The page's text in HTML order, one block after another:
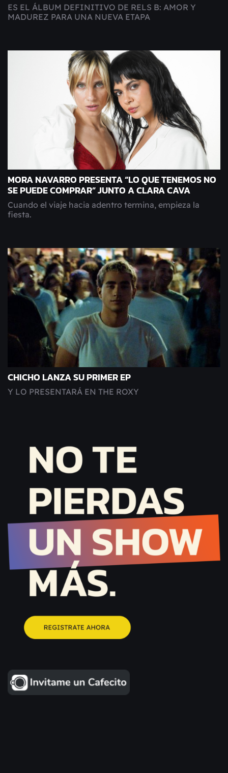
ES EL ÁLBUM DEFINITIVO DE RELS B: AMOR Y
MADUREZ PARA UNA NUEVA ETAPA
MORA NAVARRO PRESENTA “LO QUE TENEMOS NO
SE PUEDE COMPRAR” JUNTO A CLARA CAVA
Cuando el viaje hacia adentro termina, empieza la
fiesta.
CHICHO LANZA SU PRIMER EP
Y LO PRESENTARÁ EN THE ROXY